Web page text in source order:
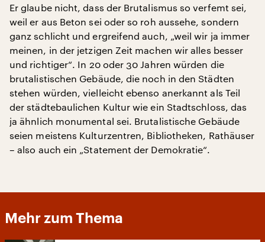
Er glaube nicht, dass der Brutalismus so verfemt sei,
weil er aus Beton sei oder so roh aussehe, sondern
ganz schlicht und ergreifend auch, „weil wir ja immer
meinen, in der jetzigen Zeit machen wir alles besser
und richtiger“. In 20 oder 30 Jahren würden die
brutalistischen Gebäude, die noch in den Städten
stehen würden, vielleicht ebenso anerkannt als Teil
der städtebaulichen Kultur wie ein Stadtschloss, das
ja ähnlich monumental sei. Brutalistische Gebäude
seien meistens Kulturzentren, Bibliotheken, Rathäuser
– also auch ein „Statement der Demokratie“.
Mehr zum Thema